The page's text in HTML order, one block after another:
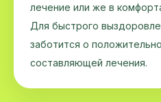
лечение или же в
Для быстрого
заботится о
составляющей лечения.